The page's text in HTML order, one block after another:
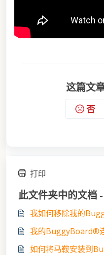
这篇文
否
打印
此文件夹中的文档 -
我如何移除我的
我的BuggyBoard®
如何将马鞍安装到